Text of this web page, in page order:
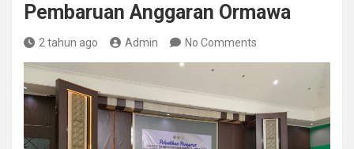
Pembaruan Anggaran Ormawa
2 tahun ago Admin No Comments